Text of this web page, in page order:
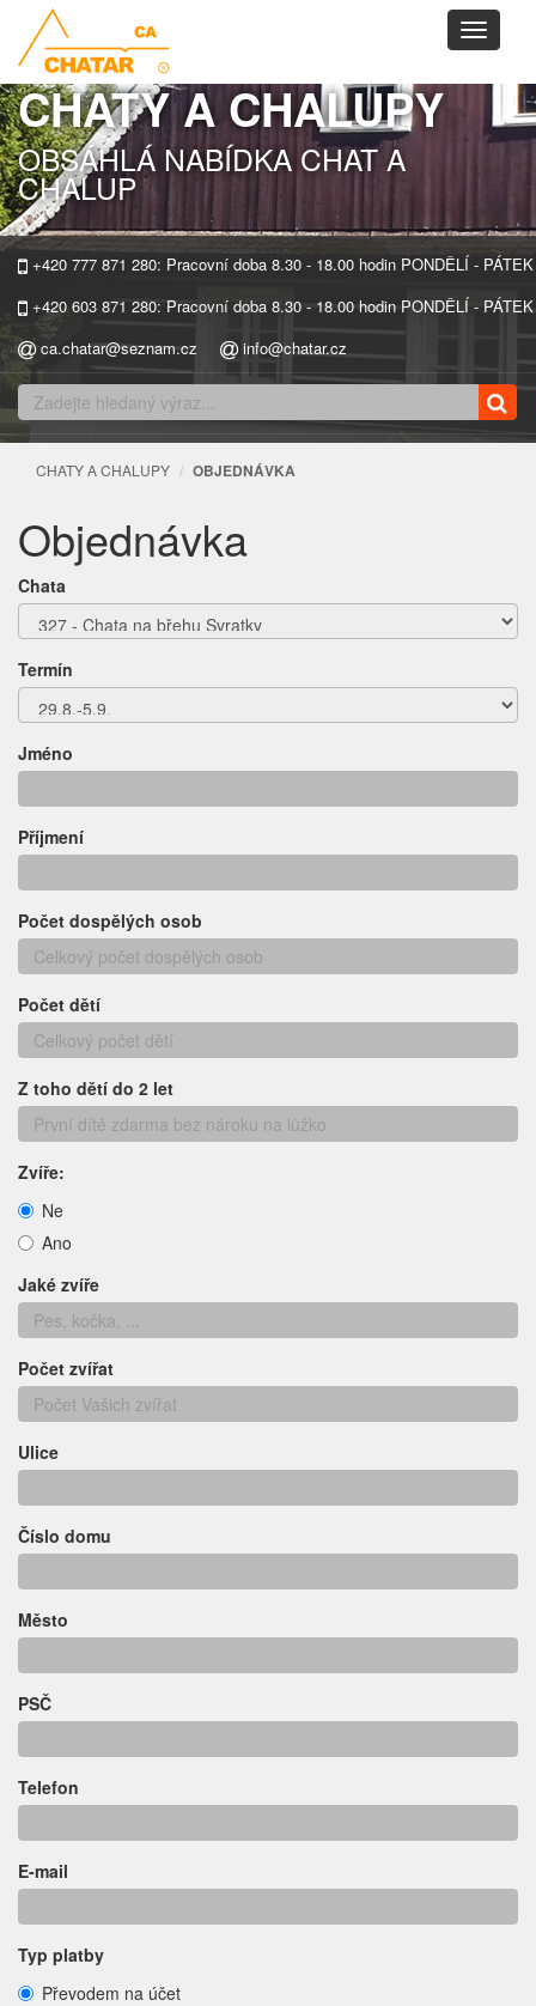
Toggle
CHATY A CHALUPY
OBSÁHLÁ NABÍDKA CHAT A
CHALUP
+420 777 871 280: Pracovní doba 8.30 - 18.00 hodin PONDĚLÍ - PÁTEK
+420 603 871 280: Pracovní doba 8.30 - 18.00 hodin PONDĚLÍ - PÁTEK
ca.chatar@seznam.cz
info@chatar.cz
CHATY A CHALUPY OBJEDNÁVKA
Objednávka
Chata
Termín
Jméno
Příjmení
Počet dospělých osob
Počet dětí
Z toho dětí do 2 let
Zvíře:
Ne
Ano
Jaké zvíře
Počet zvířat
Ulice
Číslo domu
Město
PSČ
Telefon
E-mail
Typ platby
Převodem na účet